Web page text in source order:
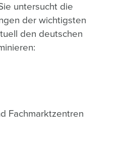
untersucht die
der wichtigsten
den deutschen
Fachmarktzentren